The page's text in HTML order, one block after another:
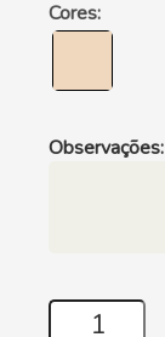
Cores:
Observações: